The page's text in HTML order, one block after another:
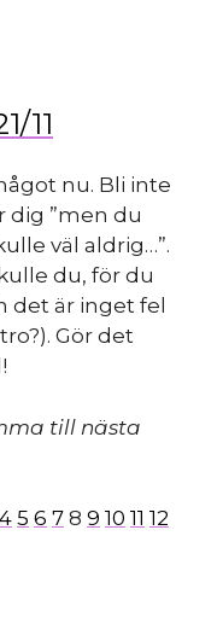
11
nu. Bli inte
dig ”men du
väl aldrig…”.
du, för du
det är inget fel
Gör det
till nästa
4 5 6 7 8 9 10 11 12